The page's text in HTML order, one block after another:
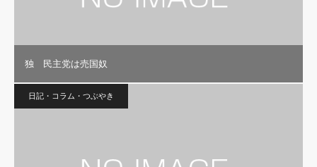
独 民主党は売国奴
日記・コラム・つぶやき